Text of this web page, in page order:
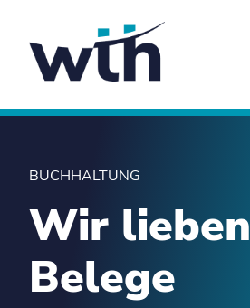
BUCHHALTUNG
Wir lieben
Belege